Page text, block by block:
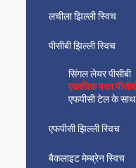
लचीला झिल्ली स्विच
पीसीबी झिल्ली स्विच
सिंगल लेयर पीसीबी
एकाधिक परत
एफपीसी टेल के साथ
एफपीसी झिल्ली स्विच
बैकलाइट मेम्ब्रेन स्विच